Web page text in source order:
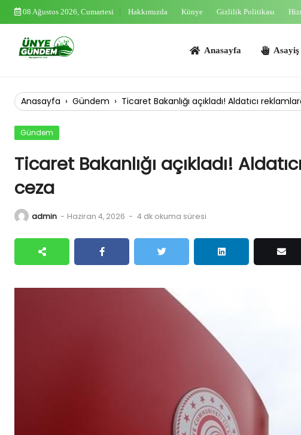
Skip
08 Ağustos 2026, Cumartesi Hakkımızda Künye Gizlilik Politikası
Anasayfa Asayiş
Anasayfa › Gündem › Ticaret Bakanlığı açıkladı! Aldatıcı
Gündem
Ticaret Bakanlığı açıkladı!
ceza
admin - Haziran 4, 2026 - 4 dk okuma süresi